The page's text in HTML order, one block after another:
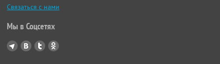
Связаться с нами
Мы в Соцсетях